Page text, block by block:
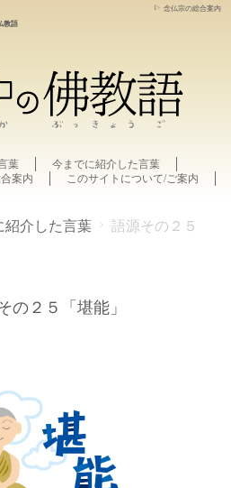
教語
念仏宗の総合案内
葉
今までに紹介した言葉
案内 このサイトについて/ご案内
紹介した言葉
語源その２５
の２５「堪能」